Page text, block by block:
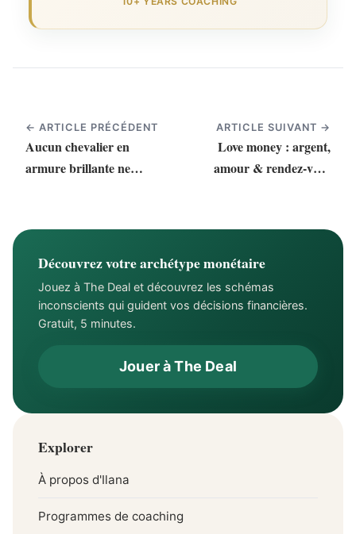
← ARTICLE PRÉCÉDENT
Aucun chevalier en
armure brillante ne
ARTICLE SUIVANT →
Love money : argent,
amour & rendez-vous
Découvrez votre archétype monétaire
Jouez à The Deal et découvrez les schémas
inconscients qui guident vos décisions financières.
Gratuit, 5 minutes.
Jouer à The Deal
Explorer
À propos d'Ilana
Programmes de coaching